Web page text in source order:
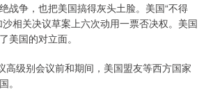
战争，也把美国搞得灰头土脸。美国“不得
相关决议草案上六次动用一票否决权。美国
美国的对立面。
高级别会议前和期间，美国盟友等西方国家
。